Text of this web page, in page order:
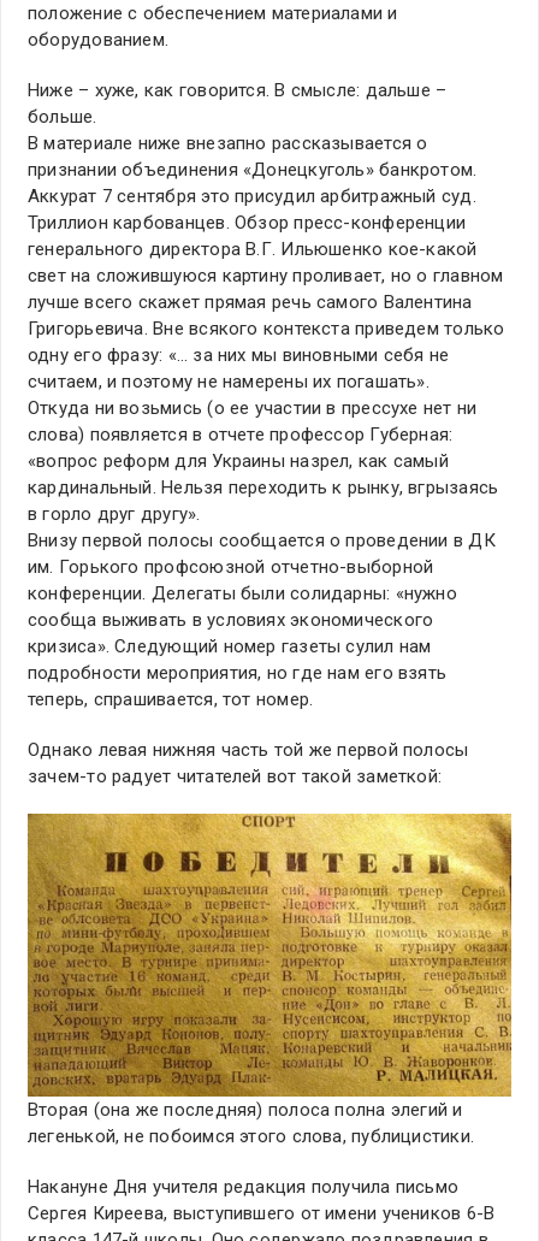
положение с обеспечением материалами и
оборудованием.
Ниже – хуже, как говорится. В смысле: дальше –
больше.
В материале ниже внезапно рассказывается о
признании объединения «Донецкуголь» банкротом.
Аккурат 7 сентября это присудил арбитражный суд.
Триллион карбованцев. Обзор пресс-конференции
генерального директора В.Г. Ильюшенко кое-какой
свет на сложившуюся картину проливает, но о главном
лучше всего скажет прямая речь самого Валентина
Григорьевича. Вне всякого контекста приведем только
одну его фразу: «… за них мы виновными себя не
считаем, и поэтому не намерены их погашать».
Откуда ни возьмись (о ее участии в прессухе нет ни
слова) появляется в отчете профессор Губерная:
«вопрос реформ для Украины назрел, как самый
кардинальный. Нельзя переходить к рынку, вгрызаясь
в горло друг другу».
Внизу первой полосы сообщается о проведении в ДК
им. Горького профсоюзной отчетно-выборной
конференции. Делегаты были солидарны: «нужно
сообща выживать в условиях экономического
кризиса». Следующий номер газеты сулил нам
подробности мероприятия, но где нам его взять
теперь, спрашивается, тот номер.
Однако левая нижняя часть той же первой полосы
зачем-то радует читателей вот такой заметкой:
Вторая (она же последняя) полоса полна элегий и
легенькой, не побоимся этого слова, публицистики.
Накануне Дня учителя редакция получила письмо
Сергея Киреева, выступившего от имени учеников 6-В